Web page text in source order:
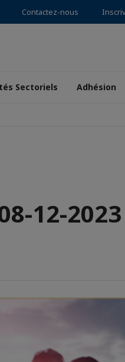
Contactez-nous
Sectoriels Adhésion
12-2023